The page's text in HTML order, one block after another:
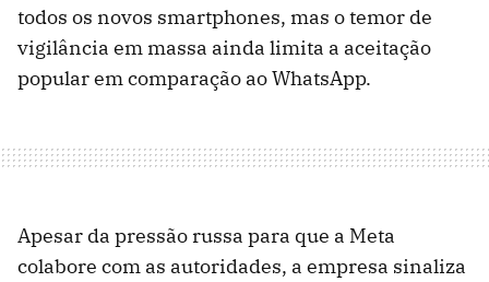
todos os novos smartphones, mas o temor de
vigilância em massa ainda limita a aceitação
popular em comparação ao WhatsApp.
Apesar da pressão russa para que a Meta
colabore com as autoridades, a empresa sinaliza